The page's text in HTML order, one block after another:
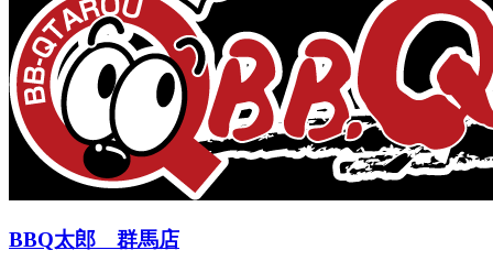
BBQ太郎 群馬店